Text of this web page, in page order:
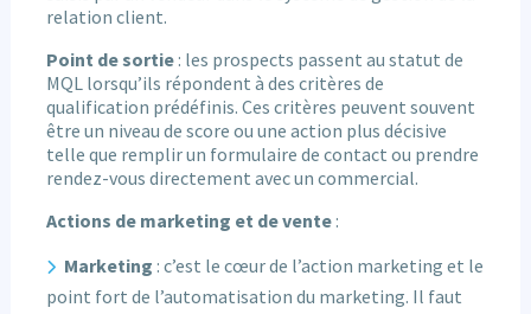
relation client.
Point de sortie: les prospects passent au statut de
MQL lorsqu’ils répondent à des critères de
qualification prédéfinis. Ces critères peuvent souvent
être un niveau de score ou une action plus décisive
telle que remplir un formulaire de contact ou prendre
rendez-vous directement avec un commercial.
Actions de marketing et de vente:
Marketing : c’est le cœur de l’action marketing et le
point fort de l’automatisation du marketing. Il faut